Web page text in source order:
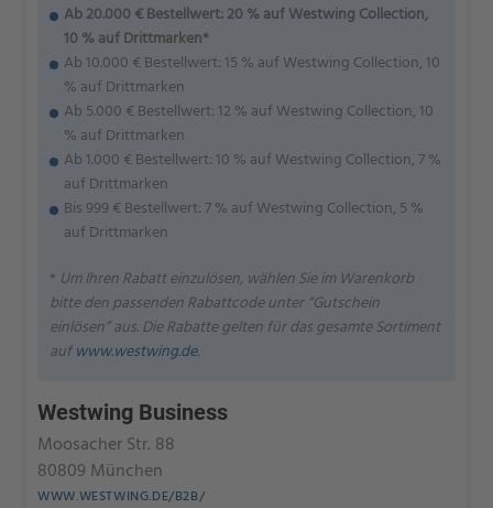
Ab 20.000 € Bestellwert: 20 % auf Westwing Collection,
10 % auf Drittmarken*
Ab 10.000 € Bestellwert: 15 % auf Westwing Collection, 10
% auf Drittmarken
Ab 5.000 € Bestellwert: 12 % auf Westwing Collection, 10
% auf Drittmarken
Ab 1.000 € Bestellwert: 10 % auf Westwing Collection, 7 %
auf Drittmarken
Bis 999 € Bestellwert: 7 % auf Westwing Collection, 5 %
auf Drittmarken
* Um Ihren Rabatt einzulösen, wählen Sie im Warenkorb
bitte den passenden Rabattcode unter “Gutschein
einlösen” aus. Die Rabatte gelten für das gesamte Sortiment
aufwww.westwing.de.
Westwing Business
Moosacher Str. 88
80809 München
WWW.WESTWING.DE/B2B/